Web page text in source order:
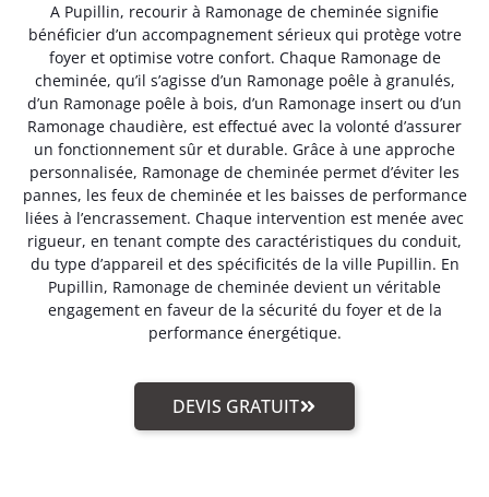
A Pupillin, recourir à Ramonage de cheminée signifie
bénéficier d’un accompagnement sérieux qui protège votre
foyer et optimise votre confort. Chaque Ramonage de
cheminée, qu’il s’agisse d’un Ramonage poêle à granulés,
d’un Ramonage poêle à bois, d’un Ramonage insert ou d’un
Ramonage chaudière, est effectué avec la volonté d’assurer
un fonctionnement sûr et durable. Grâce à une approche
personnalisée, Ramonage de cheminée permet d’éviter les
pannes, les feux de cheminée et les baisses de performance
liées à l’encrassement. Chaque intervention est menée avec
rigueur, en tenant compte des caractéristiques du conduit,
du type d’appareil et des spécificités de la ville Pupillin. En
Pupillin, Ramonage de cheminée devient un véritable
engagement en faveur de la sécurité du foyer et de la
performance énergétique.
DEVIS GRATUIT